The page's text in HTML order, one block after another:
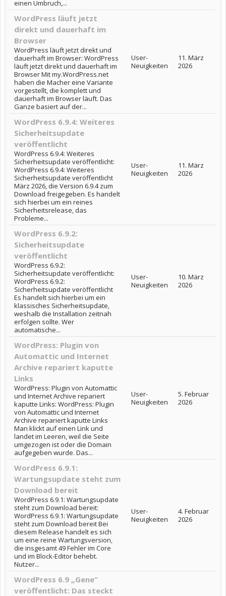
einen Umbruch,...
WordPress läuft jetzt
direkt und dauerhaft im
Browser
WordPress läuft jetzt direkt und
dauerhaft im Browser: WordPress
läuft jetzt direkt und dauerhaft im
Browser Mit my.WordPress.net
haben die Macher eine Variante
vorgestellt, die komplett und
dauerhaft im Browser läuft. Das
Ganze basiert auf der...
User-
Neuigkeiten
11. März
2026
WordPress 6.9.4: Weiteres
Sicherheitsupdate
veröffentlicht
WordPress 6.9.4: Weiteres
Sicherheitsupdate veröffentlicht:
WordPress 6.9.4: Weiteres
Sicherheitsupdate veröffentlicht
März 2026, die Version 6.9.4 zum
Download freigegeben. Es handelt
sich hierbei um ein reines
Sicherheitsrelease, das
Probleme...
User-
Neuigkeiten
11. März
2026
WordPress 6.9.2:
Sicherheitsupdate
veröffentlicht
WordPress 6.9.2:
Sicherheitsupdate veröffentlicht:
WordPress 6.9.2:
Sicherheitsupdate veröffentlicht
Es handelt sich hierbei um ein
klassisches Sicherheitsupdate,
weshalb die Installation zeitnah
erfolgen sollte. Wer
automatische...
User-
Neuigkeiten
10. März
2026
WordPress: Plugin von
Automattic und Internet
Archive repariert kaputte
Links
WordPress: Plugin von Automattic
und Internet Archive repariert
kaputte Links: WordPress: Plugin
von Automattic und Internet
Archive repariert kaputte Links
Man klickt auf einen Link und
landet im Leeren, weil die Seite
umgezogen ist oder die Domain
aufgegeben wurde. Das...
User-
Neuigkeiten
5. Februar
2026
WordPress 6.9.1:
Wartungsupdate steht zum
Download bereit
WordPress 6.9.1: Wartungsupdate
steht zum Download bereit:
WordPress 6.9.1: Wartungsupdate
steht zum Download bereit Bei
diesem Release handelt es sich
um eine reine Wartungsversion,
die insgesamt 49 Fehler im Core
und im Block-Editor behebt.
Nutzer...
User-
Neuigkeiten
4. Februar
2026
WordPress 6.9 „Gene“
veröffentlicht: Das steckt